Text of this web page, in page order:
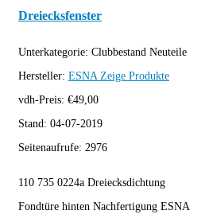
Dreiecksfenster
Unterkategorie: Clubbestand Neuteile
Hersteller: ESNA Zeige Produkte
vdh-Preis: €49,00
Stand: 04-07-2019
Seitenaufrufe: 2976
110 735 0224a Dreiecksdichtung
Fondtüre hinten Nachfertigung ESNA